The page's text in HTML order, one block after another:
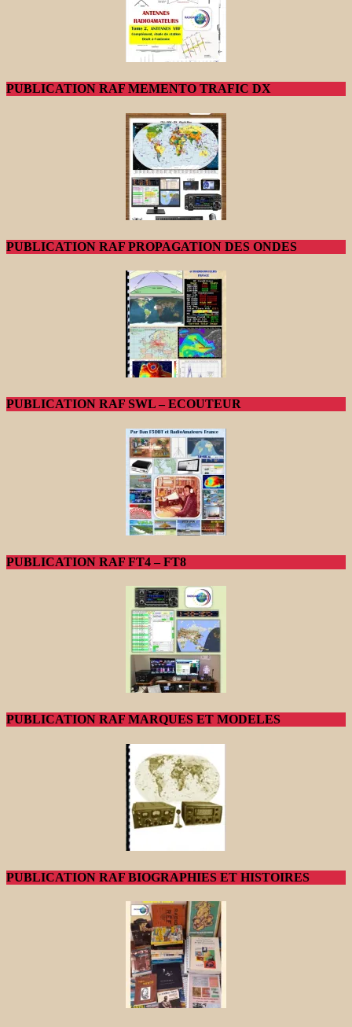
PUBLICATION RAF MEMENTO TRAFIC DX
PUBLICATION RAF PROPAGATION DES ONDES
PUBLICATION RAF SWL – ECOUTEUR
PUBLICATION RAF FT4 – FT8
PUBLICATION RAF MARQUES ET MODELES
PUBLICATION RAF BIOGRAPHIES ET HISTOIRES